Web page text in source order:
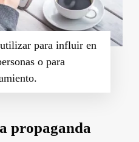
para influir en
o para
propaganda